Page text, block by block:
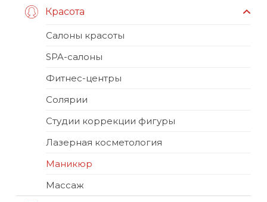
Красота
Салоны красоты
SPA-салоны
Фитнес-центры
Солярии
Студии коррекции фигуры
Лазерная косметология
Маникюр
Массаж